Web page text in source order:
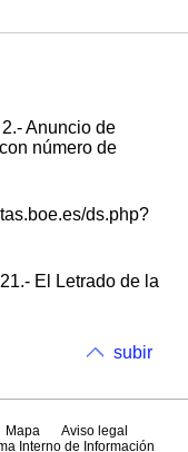
Anuncio de
número de
ds.php?
El Letrado de la
subir
Mapa
Aviso legal
Interno de Información